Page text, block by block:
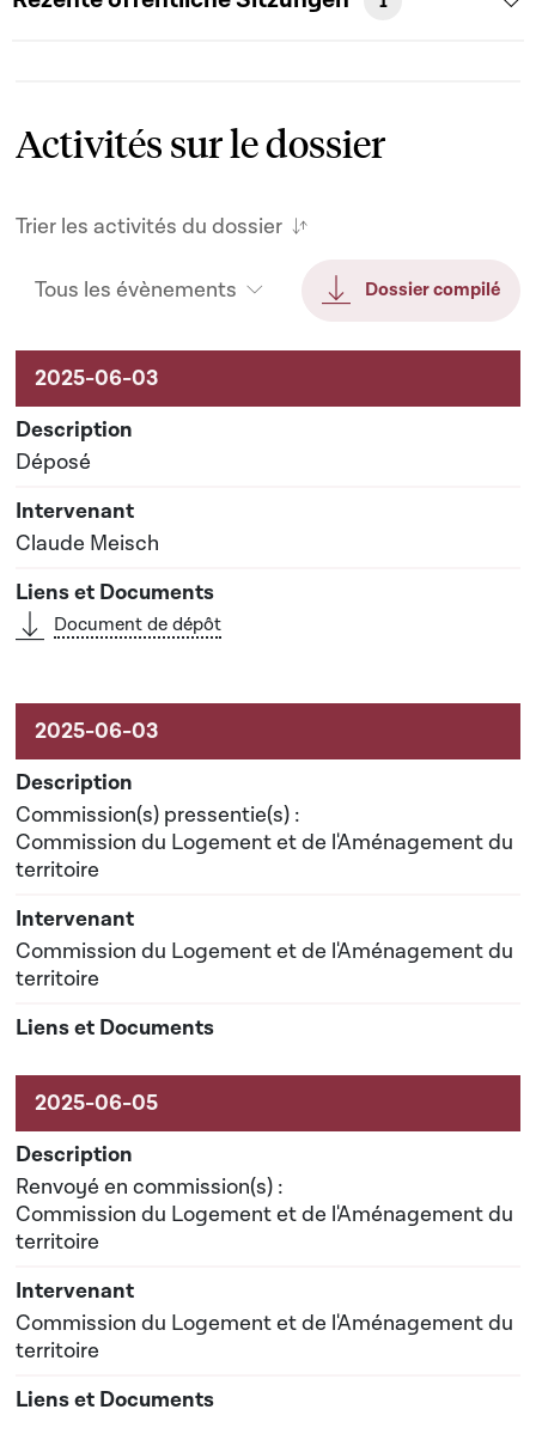
Activités sur le dossier
Trier les activités du dossier
Tous les évènements Dossier compilé
Activités sur le dossier
Déposé
Claude Meisch
Document de dépôt
Commission(s) pressentie(s) :
Commission du Logement et de l'Aménagement du
territoire
Commission du Logement et de l'Aménagement du
territoire
Renvoyé en commission(s) :
Commission du Logement et de l'Aménagement du
territoire
Commission du Logement et de l'Aménagement du
territoire